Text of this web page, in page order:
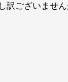
訳ございませ